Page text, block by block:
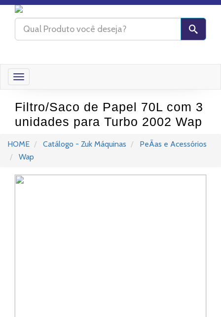
Toggle
Filtro/Saco de Papel 70L com 3
unidades para Turbo 2002 Wap
HOME Catálogo - Zuk Máquinas
PeÃas e Acessórios
Wap